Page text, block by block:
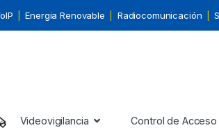
Energia Renovable Radiocomunicación
Videovigilancia Control de Acceso